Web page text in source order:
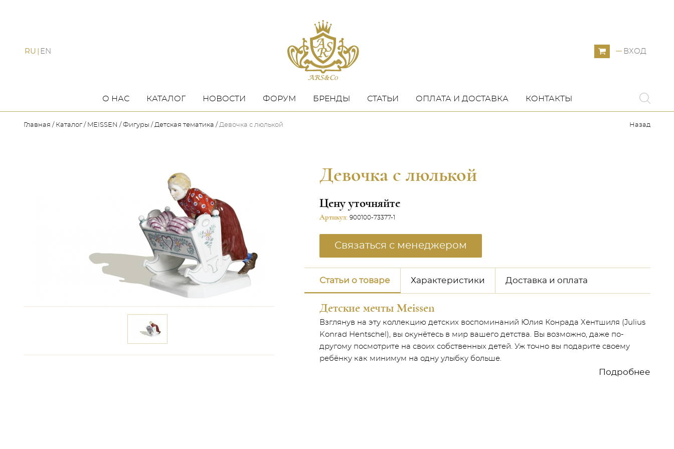
RU EN ВХОД
О НАС КАТАЛОГ НОВОСТИ ФОРУМ БРЕНДЫ СТАТЬИ ОПЛАТА И ДОСТАВКА КОНТАКТЫ
Главная Каталог MEISSEN Фигуры Детская тематика Девочка с люлькой Назад
Девочка с люлькой
Цену уточняйте
Артикул: 900100-73377-1
Связаться с менеджером
Статьи о товаре Характеристики Доставка и оплата
Детские мечты Meissen
Взглянув на эту коллекцию детских воспоминаний Юлия Конрада Хентшиля (Julius
Konrad Hentschel), вы окунётесь в мир вашего детства. Вы возможно, даже по-
другому посмотрите на своих собственных детей. Уж точно вы подарите своему
ребёнку как минимум на одну улыбку больше.
Подробнее